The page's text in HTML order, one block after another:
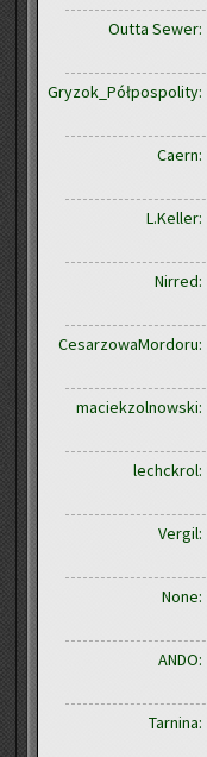
Outta Sewer:
Gryzok_Półpospolity:
Caern:
L.Keller:
Nirred:
CesarzowaMordoru:
maciekzolnowski:
lechckrol:
Vergil:
None:
ANDO:
Tarnina: